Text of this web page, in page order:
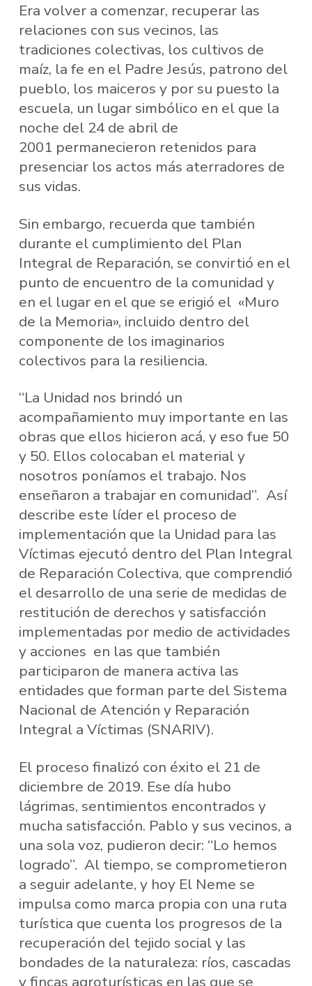
Era volver a comenzar, recuperar las
relaciones con sus vecinos, las
tradiciones colectivas, los cultivos de
maíz, la fe en el Padre Jesús, patrono del
pueblo, los maiceros y por su puesto la
escuela, un lugar simbólico en el que la
noche del 24 de abril de
2001 permanecieron retenidos para
presenciar los actos más aterradores de
sus vidas.
Sin embargo, recuerda que también
durante el cumplimiento del Plan
Integral de Reparación, se convirtió en el
punto de encuentro de la comunidad y
en el lugar en el que se erigió el «Muro
de la Memoria», incluido dentro del
componente de los imaginarios
colectivos para la resiliencia.
“La Unidad nos brindó un
acompañamiento muy importante en las
obras que ellos hicieron acá, y eso fue 50
y 50. Ellos colocaban el material y
nosotros poníamos el trabajo. Nos
enseñaron a trabajar en comunidad”. Así
describe este líder el proceso de
implementación que la Unidad para las
Víctimas ejecutó dentro del Plan Integral
de Reparación Colectiva, que comprendió
el desarrollo de una serie de medidas de
restitución de derechos y satisfacción
implementadas por medio de actividades
y acciones en las que también
participaron de manera activa las
entidades que forman parte del Sistema
Nacional de Atención y Reparación
Integral a Víctimas (SNARIV).
El proceso finalizó con éxito el 21 de
diciembre de 2019. Ese día hubo
lágrimas, sentimientos encontrados y
mucha satisfacción. Pablo y sus vecinos, a
una sola voz, pudieron decir: “Lo hemos
logrado”. Al tiempo, se comprometieron
a seguir adelante, y hoy El Neme se
impulsa como marca propia con una ruta
turística que cuenta los progresos de la
recuperación del tejido social y las
bondades de la naturaleza: ríos, cascadas
y fincas agroturísticas en las que se